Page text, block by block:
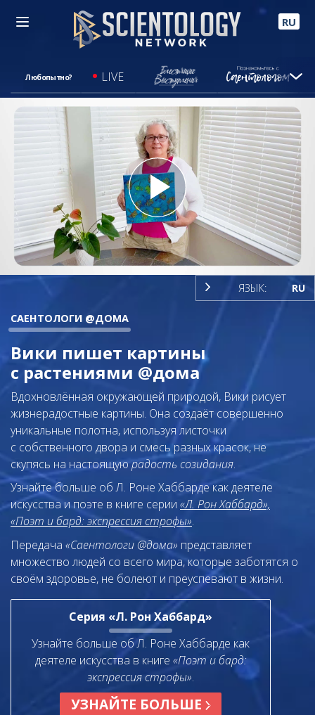
RU
Любопытно? LIVE
Play
Video
ЯЗЫК: RU
САЕНТОЛОГИ @ДОМА
Вики пишет картины
с растениями @дома
Вдохновлённая окружающей природой, Вики рисует
жизнерадостные картины. Она создаёт совершенно
уникальные полотна, используя листочки
с собственного двора и смесь разных красок, не
скупясь на настоящуюрадость созидания.
Узнайте больше об Л. Роне Хаббарде как деятеле
искусства и поэте в книге серии «Л. Рон Хаббард»,
«Поэт и бард: экспрессия строфы».
Передача «Саентологи @дома» представляет
множество людей со всего мира, которые заботятся о
своём здоровье, не болеют и преуспевают в жизни.
Серия «Л. Рон Хаббард»
Узнайте больше об Л. Роне Хаббарде как
деятеле искусства в книге «Поэт и бард:
экспрессия строфы».
УЗНАЙТЕ БОЛЬШЕ